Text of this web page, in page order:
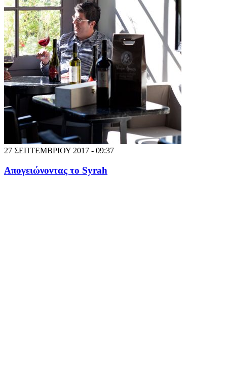
27 ΣΕΠΤΕΜΒΡΙΟΥ 2017 - 09:37
Απογειώνοντας το Syrah